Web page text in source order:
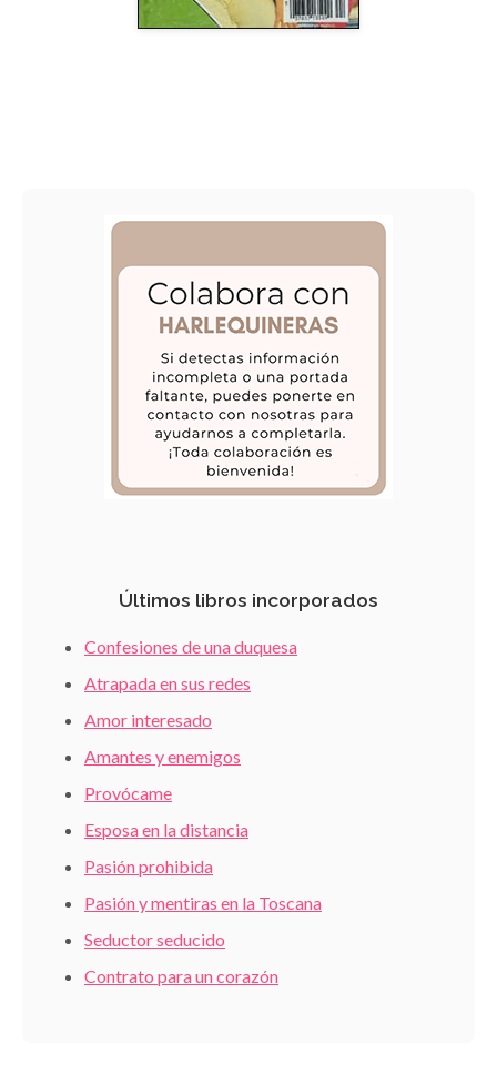
Últimos libros incorporados
Confesiones de una duquesa
Atrapada en sus redes
Amor interesado
Amantes y enemigos
Provócame
Esposa en la distancia
Pasión prohibida
Pasión y mentiras en la Toscana
Seductor seducido
Contrato para un corazón